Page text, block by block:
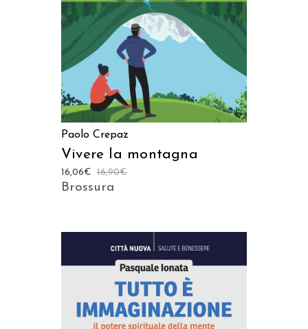
Paolo Crepaz
Vivere la montagna
16,90€
16,06€
Brossura